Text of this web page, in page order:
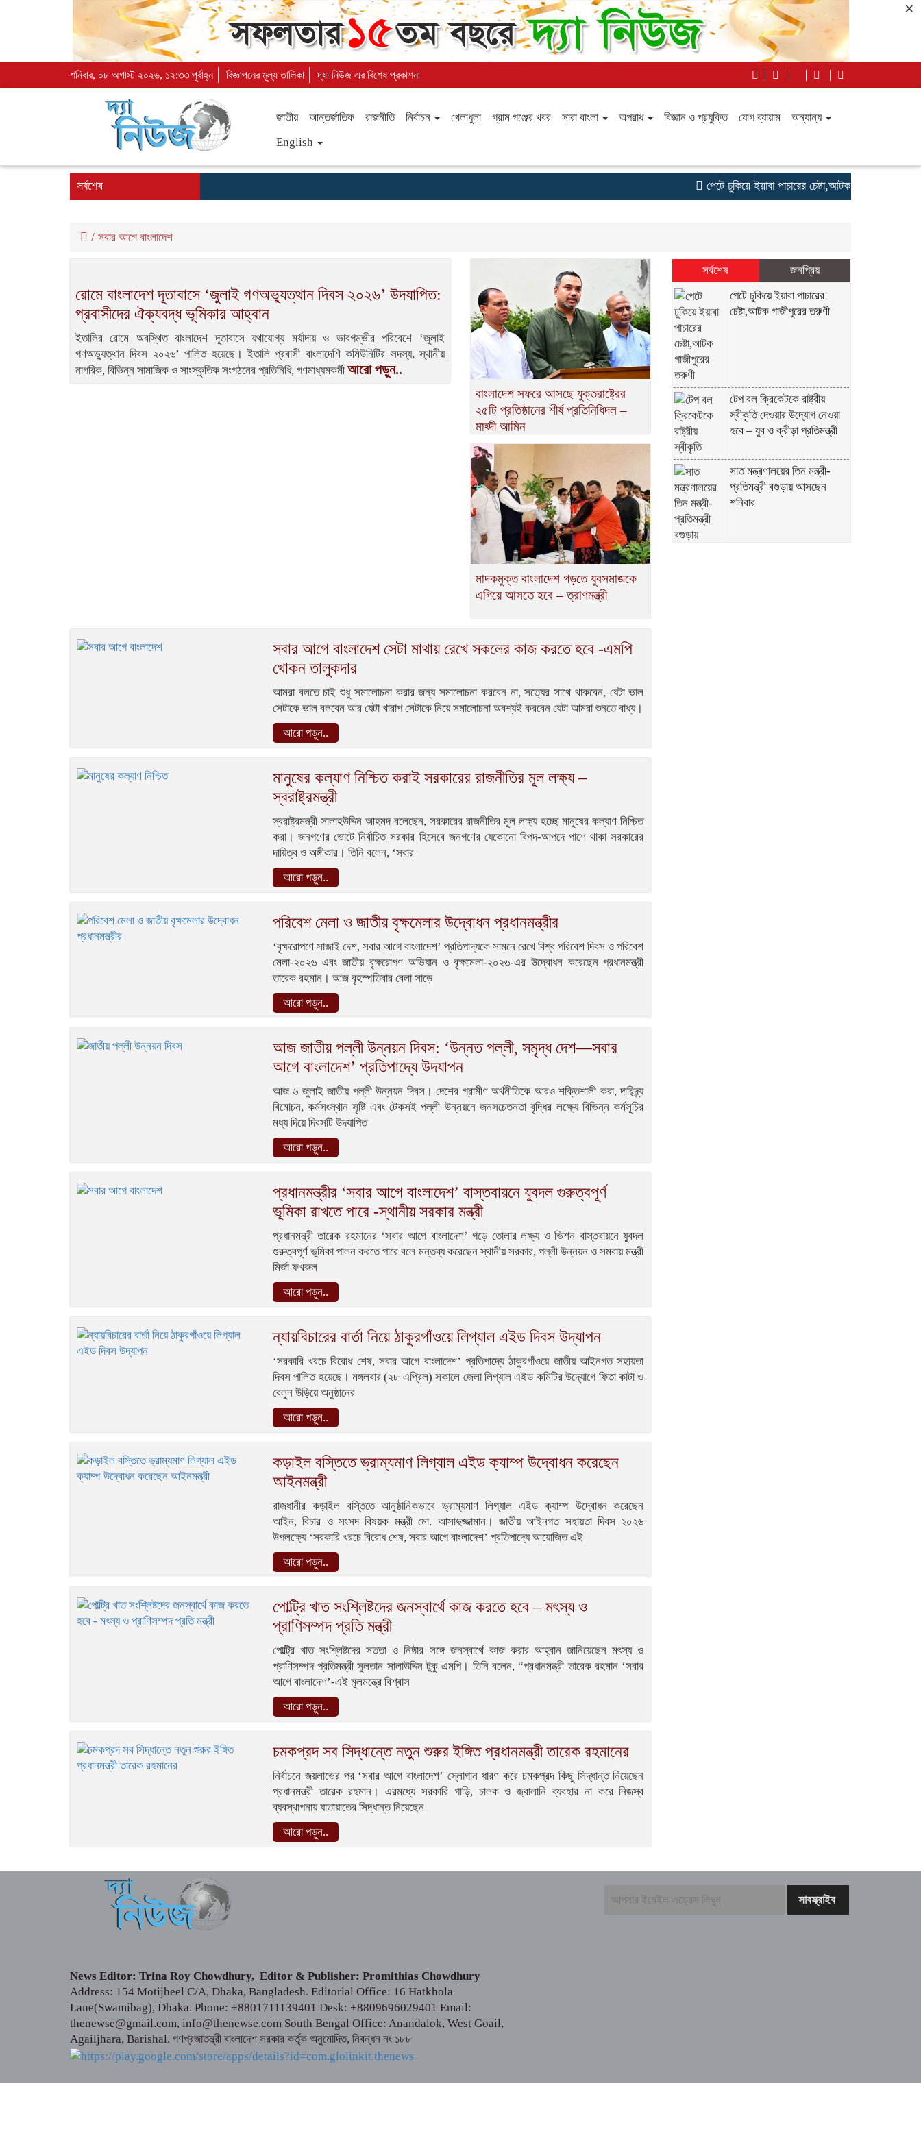
×
শনিবার, ০৮ অগাস্ট ২০২৬, ১২:৩৩ পূর্বাহ্ন বিজ্ঞাপনের মূল্য তালিকা দ্যা নিউজ এর বিশেষ প্রকাশনা
জাতীয় আন্তর্জাতিক রাজনীতি নির্বাচন খেলাধুলা গ্রাম গঞ্জের খবর সারা বাংলা অপরাধ বিজ্ঞান ও প্রযুক্তি যোগ ব্যায়াম
অন্যান্য
English
সর্বশেষ পেটে ঢুকিয়ে ইয়াবা পাচারের চেষ্টা,আটক গাজীপুরের তরুণী
/ সবার আগে বাংলাদেশ
রোমে বাংলাদেশ দূতাবাসে ‘জুলাই গণঅভ্যুত্থান দিবস ২০২৬’ উদযাপিত:
প্রবাসীদের ঐক্যবদ্ধ ভূমিকার আহ্বান
ইতালির রোমে অবস্থিত বাংলাদেশ দূতাবাসে যথাযোগ্য মর্যাদায় ও ভাবগম্ভীর পরিবেশে ‘জুলাই
গণঅভ্যুত্থান দিবস ২০২৬’ পালিত হয়েছে। ইতালি প্রবাসী বাংলাদেশি কমিউনিটির সদস্য, স্থানীয়
নাগরিক, বিভিন্ন সামাজিক ও সাংস্কৃতিক সংগঠনের প্রতিনিধি, গণমাধ্যমকর্মী আরো পড়ুন..
বাংলাদেশ সফরে আসছে যুক্তরাষ্ট্রের
২৫টি প্রতিষ্ঠানের শীর্ষ প্রতিনিধিদল –
মাহ্দী আমিন
মাদকমুক্ত বাংলাদেশ গড়তে যুবসমাজকে
এগিয়ে আসতে হবে – ত্রাণমন্ত্রী
সবার আগে বাংলাদেশ সেটা মাথায় রেখে সকলের কাজ করতে হবে -এমপি
খোকন তালুকদার
আমরা বলতে চাই শুধু সমালোচনা করার জন্য সমালোচনা করবেন না, সত্যের সাথে থাকবেন, যেটা ভাল
সেটাকে ভাল বলবেন আর যেটা খারাপ সেটাকে নিয়ে সমালোচনা অবশ্যই করবেন যেটা আমরা শুনতে বাধ্য।
আরো পড়ুন..
মানুষের কল্যাণ নিশ্চিত করাই সরকারের রাজনীতির মূল লক্ষ্য –
স্বরাষ্ট্রমন্ত্রী
স্বরাষ্ট্রমন্ত্রী সালাহউদ্দিন আহমদ বলেছেন, সরকারের রাজনীতির মূল লক্ষ্য হচ্ছে মানুষের কল্যাণ নিশ্চিত
করা। জনগণের ভোটে নির্বাচিত সরকার হিসেবে জনগণের যেকোনো বিপদ-আপদে পাশে থাকা সরকারের
দায়িত্ব ও অঙ্গীকার। তিনি বলেন, ‘সবার
আরো পড়ুন..
পরিবেশ মেলা ও জাতীয় বৃক্ষমেলার উদ্বোধন প্রধানমন্ত্রীর
‘বৃক্ষরোপণে সাজাই দেশ, সবার আগে বাংলাদেশ’ প্রতিপাদ্যকে সামনে রেখে বিশ্ব পরিবেশ দিবস ও পরিবেশ
মেলা-২০২৬ এবং জাতীয় বৃক্ষরোপণ অভিযান ও বৃক্ষমেলা-২০২৬-এর উদ্বোধন করেছেন প্রধানমন্ত্রী
তারেক রহমান। আজ বৃহস্পতিবার বেলা সাড়ে
আরো পড়ুন..
আজ জাতীয় পল্লী উন্নয়ন দিবস: ‘উন্নত পল্লী, সমৃদ্ধ দেশ—সবার
আগে বাংলাদেশ’ প্রতিপাদ্যে উদযাপন
আজ ৬ জুলাই জাতীয় পল্লী উন্নয়ন দিবস। দেশের গ্রামীণ অর্থনীতিকে আরও শক্তিশালী করা, দারিদ্র্য
বিমোচন, কর্মসংস্থান সৃষ্টি এবং টেকসই পল্লী উন্নয়নে জনসচেতনতা বৃদ্ধির লক্ষ্যে বিভিন্ন কর্মসূচির
মধ্য দিয়ে দিবসটি উদযাপিত
আরো পড়ুন..
প্রধানমন্ত্রীর ‘সবার আগে বাংলাদেশ’ বাস্তবায়নে যুবদল গুরুত্বপূর্ণ
ভূমিকা রাখতে পারে -স্থানীয় সরকার মন্ত্রী
প্রধানমন্ত্রী তারেক রহমানের ‘সবার আগে বাংলাদেশ’ গড়ে তোলার লক্ষ্য ও ভিশন বাস্তবায়নে যুবদল
গুরুত্বপূর্ণ ভূমিকা পালন করতে পারে বলে মন্তব্য করেছেন স্থানীয় সরকার, পল্লী উন্নয়ন ও সমবায় মন্ত্রী
মির্জা ফখরুল
আরো পড়ুন..
ন্যায়বিচারের বার্তা নিয়ে ঠাকুরগাঁওয়ে লিগ্যাল এইড দিবস উদ্‌যাপন
‘সরকারি খরচে বিরোধ শেষ, সবার আগে বাংলাদেশ’ প্রতিপাদ্যে ঠাকুরগাঁওয়ে জাতীয় আইনগত সহায়তা
দিবস পালিত হয়েছে। মঙ্গলবার (২৮ এপ্রিল) সকালে জেলা লিগ্যাল এইড কমিটির উদ্যোগে ফিতা কাটা ও
বেলুন উড়িয়ে অনুষ্ঠানের
আরো পড়ুন..
কড়াইল বস্তিতে ভ্রাম্যমাণ লিগ্যাল এইড ক্যাম্প উদ্বোধন করেছেন
আইনমন্ত্রী
রাজধানীর কড়াইল বস্তিতে আনুষ্ঠানিকভাবে ভ্রাম্যমাণ লিগ্যাল এইড ক্যাম্প উদ্বোধন করেছেন
আইন, বিচার ও সংসদ বিষয়ক মন্ত্রী মো. আসাদুজ্জামান। জাতীয় আইনগত সহায়তা দিবস ২০২৬
উপলক্ষ্যে ‘সরকারি খরচে বিরোধ শেষ, সবার আগে বাংলাদেশ’ প্রতিপাদ্যে আয়োজিত এই
আরো পড়ুন..
পোল্ট্রি খাত সংশ্লিষ্টদের জনস্বার্থে কাজ করতে হবে – মৎস্য ও
প্রাণিসম্পদ প্রতি মন্ত্রী
পোল্ট্রি খাত সংশ্লিষ্টদের সততা ও নিষ্ঠার সঙ্গে জনস্বার্থে কাজ করার আহ্বান জানিয়েছেন মৎস্য ও
প্রাণিসম্পদ প্রতিমন্ত্রী সুলতান সালাউদ্দিন টুকু এমপি। তিনি বলেন, “প্রধানমন্ত্রী তারেক রহমান ‘সবার
আগে বাংলাদেশ’-এই মূলমন্ত্রে বিশ্বাস
আরো পড়ুন..
চমকপ্রদ সব সিদ্ধান্তে নতুন শুরুর ইঙ্গিত প্রধানমন্ত্রী তারেক রহমানের
নির্বাচনে জয়লাভের পর ‘সবার আগে বাংলাদেশ’ স্লোগান ধারণ করে চমকপ্রদ কিছু সিদ্ধান্ত নিয়েছেন
প্রধানমন্ত্রী তারেক রহমান। এরমধ্যে সরকারি গাড়ি, চালক ও জ্বালানি ব্যবহার না করে নিজস্ব
ব্যবস্থাপনায় যাতায়াতের সিদ্ধান্ত নিয়েছেন
আরো পড়ুন..
সর্বশেষ
জনপ্রিয়
পেটে ঢুকিয়ে ইয়াবা পাচারের
চেষ্টা,আটক গাজীপুরের তরুণী
টেপ বল ক্রিকেটকে রাষ্ট্রীয়
স্বীকৃতি দেওয়ার উদ্যোগ নেওয়া
হবে – যুব ও ক্রীড়া প্রতিমন্ত্রী
সাত মন্ত্রণালয়ের তিন মন্ত্রী-
প্রতিমন্ত্রী বগুড়ায় আসছেন
শনিবার
News Editor: Trina Roy Chowdhury, Editor & Publisher: Promithias Chowdhury
Address: 154 Motijheel C/A, Dhaka, Bangladesh. Editorial Office: 16 Hatkhola
Lane(Swamibag), Dhaka. Phone: +8801711139401 Desk: +8809696029401 Email:
thenewse@gmail.com, info@thenewse.com South Bengal Office: Anandalok, West Goail,
Agailjhara, Barishal. গণপ্রজাতন্ত্রী বাংলাদেশ সরকার কর্তৃক অনুমোদিত, নিবন্ধন নং ১৮৮